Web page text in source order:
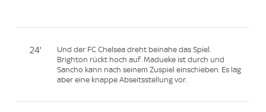
24'
Und der FC Chelsea dreht beinahe das Spiel.
Brighton rückt hoch auf. Madueke ist durch und
Sancho kann nach seinem Zuspiel einschieben. Es lag
aber eine knappe Abseitsstellung vor.